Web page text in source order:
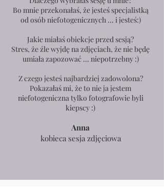
Bo mnie przekonałaś, że jesteś specjalistką
od osób niefotogenicznych ... i jesteś:)
Jakie miałaś obiekcje przed sesją?
Stres, że źle wyjdę na zdjęciach, że nie będę
umiała zapozować ... niepotrzebny :)
Z czego jesteś najbardziej zadowolona?
Pokazałaś mi, że to nie ja jestem
niefotogeniczna tylko fotografowie byli
kiepscy :)
Anna
kobieca sesja zdjęciowa